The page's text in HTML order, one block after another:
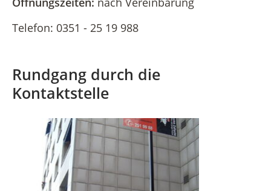
Telefon: 0351 - 25 19 988
Rundgang durch die
Kontaktstelle